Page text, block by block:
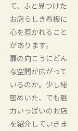
て、ふと見つけた
お店らしき看板に
心を惹かれること
があります。
扉の向こうにどん
な空間が広がって
いるのか。少し秘
密めいた、でも魅
力いっぱいのお店
を紹介していきま